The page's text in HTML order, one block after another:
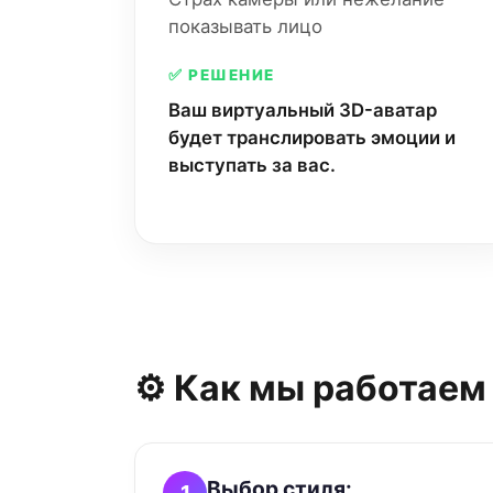
показывать лицо
✅ РЕШЕНИЕ
Ваш виртуальный 3D-аватар
будет транслировать эмоции и
выступать за вас.
⚙️ Как мы работаем